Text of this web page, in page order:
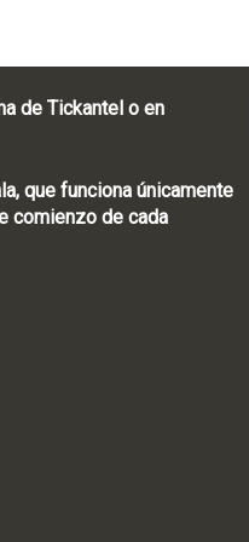
de Tickantel o en
que funciona únicamente
comienzo de cada
8565
11100